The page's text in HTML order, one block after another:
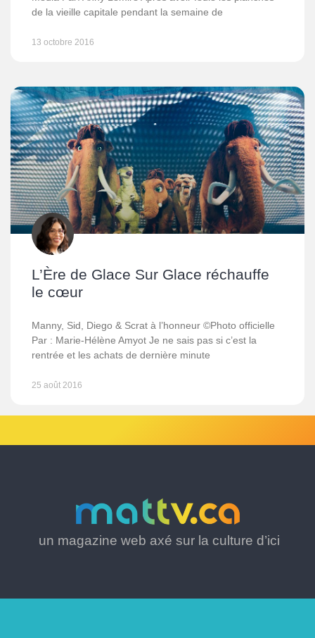
de la vieille capitale pendant la semaine de
13 octobre 2016
L’Ère de Glace Sur Glace réchauffe
le cœur
Manny, Sid, Diego & Scrat à l’honneur ©Photo officielle
Par : Marie-Hélène Amyot Je ne sais pas si c’est la
rentrée et les achats de dernière minute
25 août 2016
un magazine web axé sur la culture d’ici